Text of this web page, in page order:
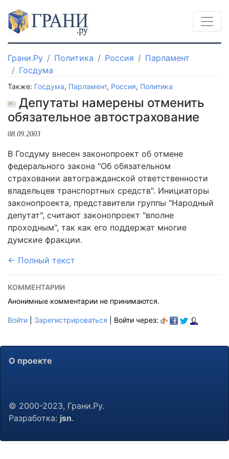
Грани.Ру Политика Россия
Парламент
Госдума
Также: Госдума, Парламент, Россия, Политика
Депутаты намерены отменить
обязательное автострахование
08.09.2003
В Госдуму внесен законопроект об отмене
федерального закона "Об обязательном
страховании автогражданской ответственности
владельцев транспортных средств". Инициаторы
законопроекта, представители группы "Народный
депутат", считают законопроект "вполне
проходным", так как его поддержат многие
думские фракции.
← Полный текст
КОММЕНТАРИИ
Анонимные комментарии не принимаются.
Войти Зарегистрироваться | Войти через:
О проекте
© 2000-2023, Грани.Ру.
Разработка: jsn.